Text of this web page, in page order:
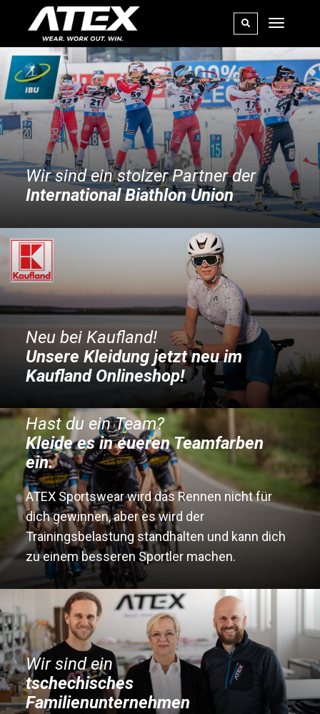
Wir sind ein stolzer Partner der
International Biathlon Union
Neu bei Kaufland!
Unsere Kleidung jetzt neu im
Kaufland Onlineshop!
Hast du ein Team?
Kleide es in eueren Teamfarben
ein.
ATEX Sportswear wird das Rennen nicht für
dich gewinnen, aber es wird der
Trainingsbelastung standhalten und kann dich
zu einem besseren Sportler machen.
Wir sind ein
tschechisches
Familienunternehmen